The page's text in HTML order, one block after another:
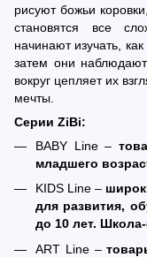
рисуют божьи
становятся все
начинают изучать,
затем они
вокруг цепляет их
мечты.
Серии ZiBi:
BABY Line –
младшего
KIDS Line –
для развития,
до 10 лет.
ART Line –